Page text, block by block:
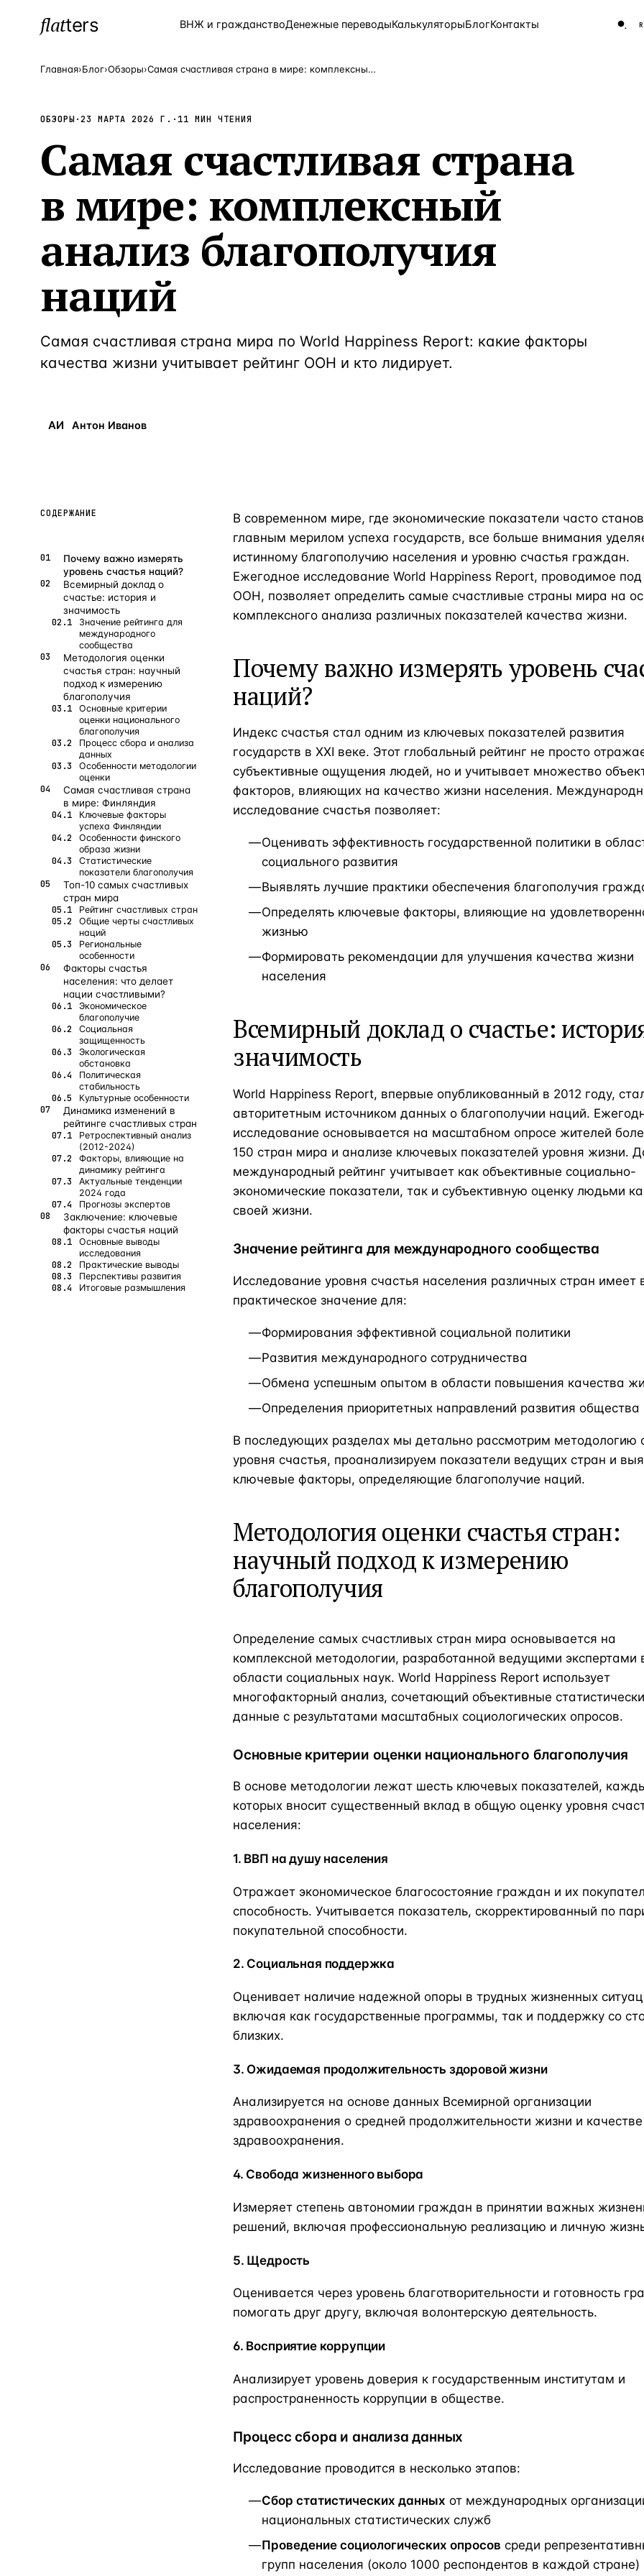
flatters ВНЖ и гражданствоДенежные переводыКалькуляторыБлогКонтакты
ПОПУЛЯРНЫЕ НАПРАВЛЕНИЯ
Россия — Страна 8 554 объекта
Кипр Страна 3 906 объектов
Таиланд — Страна 2 948 объектов
2 797 объектов
Сочи —Локация
Бангкок —Локация Таиланд · 2 172
Греция
Главная›Блог›Обзоры› Самая счастливая страна в мире: комплексный анализ благополучия наций
ОБЗОРЫ·23 МАРТА 2026 Г. · 11 МИН ЧТЕНИЯ
Самая счастливая страна
в мире: комплексный
анализ благополучия
наций
Самая счастливая страна мира по World Happiness Report: какие факторы
качества жизни учитывает рейтинг ООН и кто лидирует.
АИ Антон Иванов
СОДЕРЖАНИЕ
Почему важно измерять
уровень счастья наций?
Всемирный доклад о
счастье: история и
значимость
Значение рейтинга для
международного
сообщества
Методология оценки
счастья стран: научный
подход к измерению
благополучия
Основные критерии
оценки национального
благополучия
Процесс сбора и анализа
данных
Особенности методологии
оценки
Самая счастливая страна
в мире: Финляндия
Ключевые факторы
успеха Финляндии
Особенности финского
образа жизни
Статистические
показатели благополучия
Топ-10 самых счастливых
стран мира
Рейтинг счастливых стран
Общие черты счастливых
наций
Региональные
особенности
Факторы счастья
населения: что делает
нации счастливыми?
Экономическое
благополучие
Социальная
защищенность
Экологическая
обстановка
Политическая
стабильность
Культурные особенности
Динамика изменений в
рейтинге счастливых стран
Ретроспективный анализ
(2012-2024)
Факторы, влияющие на
динамику рейтинга
Актуальные тенденции
2024 года
Прогнозы экспертов
Заключение: ключевые
факторы счастья наций
Основные выводы
исследования
Практические выводы
Перспективы развития
Итоговые размышления
В современном мире, где экономические показатели часто
главным мерилом успеха государств, все больше внимания
истинному благополучию населения и уровню счастья граждан.
Ежегодное исследование World Happiness Report, проводимое под
ООН, позволяет определить самые счастливые страны мира на
комплексного анализа различных показателей качества жизни.
Почему важно измерять уровень
наций?
Индекс счастья стал одним из ключевых показателей развития
государств в XXI веке. Этот глобальный рейтинг не просто
субъективные ощущения людей, но и учитывает множество
факторов, влияющих на качество жизни населения.
исследование счастья позволяет:
Оценивать эффективность государственной политики в
социального развития
Выявлять лучшие практики обеспечения благополучия
Определять ключевые факторы, влияющие на
жизнью
Формировать рекомендации для улучшения качества жизни
населения
Всемирный доклад о счастье:
значимость
World Happiness Report, впервые опубликованный в 2012 году,
авторитетным источником данных о благополучии наций.
исследование основывается на масштабном опросе жителей
150 стран мира и анализе ключевых показателей уровня жизни.
международный рейтинг учитывает как объективные социально-
экономические показатели, так и субъективную оценку людьми
своей жизни.
Значение рейтинга для международного сообщества
Исследование уровня счастья населения различных стран имеет
практическое значение для:
Формирования эффективной социальной политики
Развития международного сотрудничества
Обмена успешным опытом в области повышения качества
Определения приоритетных направлений развития общества
В последующих разделах мы детально рассмотрим методологию
уровня счастья, проанализируем показатели ведущих стран и
ключевые факторы, определяющие благополучие наций.
Методология оценки счастья стран:
научный подход к измерению
благополучия
Определение самых счастливых стран мира основывается на
комплексной методологии, разработанной ведущими экспертами
области социальных наук. World Happiness Report использует
многофакторный анализ, сочетающий объективные
данные с результатами масштабных социологических опросов.
Основные критерии оценки национального благополучия
В основе методологии лежат шесть ключевых показателей,
которых вносит существенный вклад в общую оценку уровня
населения:
1. ВВП на душу населения
Отражает экономическое благосостояние граждан и их
способность. Учитывается показатель, скорректированный по
покупательной способности.
2. Социальная поддержка
Оценивает наличие надежной опоры в трудных жизненных
включая как государственные программы, так и поддержку со
близких.
3. Ожидаемая продолжительность здоровой жизни
Анализируется на основе данных Всемирной организации
здравоохранения о средней продолжительности жизни и качестве
здравоохранения.
4. Свобода жизненного выбора
Измеряет степень автономии граждан в принятии важных
решений, включая профессиональную реализацию и личную
5. Щедрость
Оценивается через уровень благотворительности и готовность
помогать друг другу, включая волонтерскую деятельность.
6. Восприятие коррупции
Анализирует уровень доверия к государственным институтам и
распространенность коррупции в обществе.
Процесс сбора и анализа данных
Исследование проводится в несколько этапов:
Сбор статистических данных от международных
национальных статистических служб
Проведение социологических опросов среди
групп населения (около 1000 респондентов в каждой стране)